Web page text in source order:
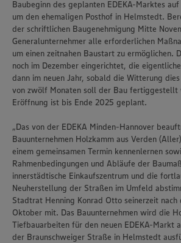
Baubeginn des geplanten EDEKA-Marktes
um den ehemaligen Posthof in Helmstedt.
der schriftlichen Baugenehmigung Mitte
Generalunternehmer alle erforderlichen
um einen zeitnahen Baustart zu ermöglichen.
noch im Dezember eingerichtet, die
dann im neuen Jahr, sobald die Witterung
von zwölf Monaten soll der Bau fertiggestellt
Eröffnung ist bis Ende 2025 geplant.
„Das von der EDEKA Minden-Hannover
Bauunternehmen Holzkamm aus Verden
einem gemeinsamen Termin kennenlernen
Rahmenbedingungen und Abläufe der
innerstädtische Einkaufszentrum und die
Neuherstellung der Straßen im Umfeld
Stadtrat Henning Konrad Otto seinerzeit nach
Oktober mit. Das Bauunternehmen wird die
Tiefbauarbeiten für den neuen EDEKA-Markt
der Braunschweiger Straße in Helmstedt